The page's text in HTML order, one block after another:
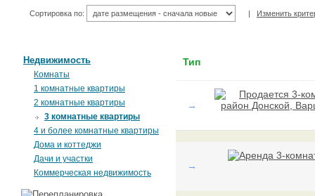
Сортировка по: | Изменить
Недвижимость
Комнаты
1 комнатные квартиры
2 комнатные квартиры
3 комнатные квартиры
4 и более комнатные квартиры
Дома и коттеджи
Дачи и участки
Коммерческая недвижимость
Тип
→
→